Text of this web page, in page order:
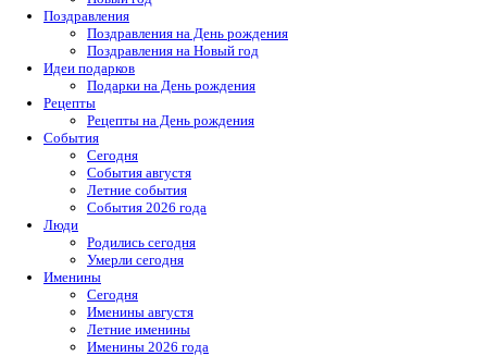
Поздравления
Поздравления на День рождения
Поздравления на Новый год
Идеи подарков
Подарки на День рождения
Рецепты
Рецепты на День рождения
События
Cегодня
События августя
Летние события
События 2026 года
Люди
Родились сегодня
Умерли сегодня
Именины
Cегодня
Именины августя
Летние именины
Именины 2026 года